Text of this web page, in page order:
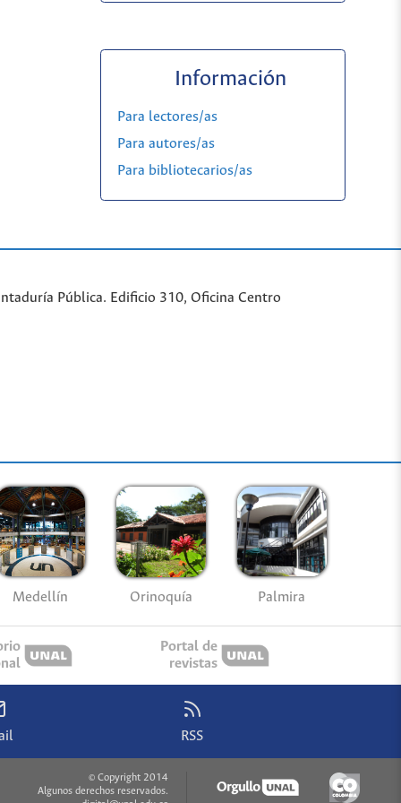
Información
Para lectores/as
Para autores/as
Para bibliotecarios/as
Pública. Edificio 310, Oficina Centro
Medellín Orinoquía Palmira
Portal de
revistas
RSS
© Copyright 2014
Algunos derechos reservados.